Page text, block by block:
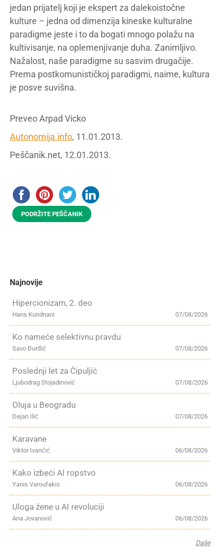
jedan prijatelj koji je ekspert za dalekoistočne
kulture – jedna od dimenzija kineske kulturalne
paradigme jeste i to da bogati mnogo polažu na
kultivisanje, na oplemenjivanje duha. Zanimljivo.
Nažalost, naše paradigme su sasvim drugačije.
Prema postkomunističkoj paradigmi, naime, kultura
je posve suvišna.
Preveo Arpad Vicko
Autonomija.info, 11.01.2013.
Peščanik.net, 12.01.2013.
PODRŽITE PEŠČANIK
Najnovije
Hipercionizam, 2. deo
07/08/2026
Hans Kundnani
Ko nameće selektivnu pravdu
07/08/2026
Savo Đurđić
Poslednji let za Čipuljić
07/08/2026
Ljubodrag Stojadinović
Oluja u Beogradu
07/08/2026
Dejan Ilić
Karavane
06/08/2026
Viktor Ivančić
Kako izbeći AI ropstvo
06/08/2026
Yanis Varoufakis
Uloga žene u AI revoluciji
06/08/2026
Ana Jovanović
Dalje